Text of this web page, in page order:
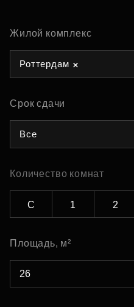
Жилой комплекс
Роттердам
Срок сдачи
Все
Количество комнат
С 1 2
Площадь, м²